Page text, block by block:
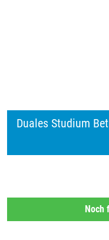
Duales Studium
Noch